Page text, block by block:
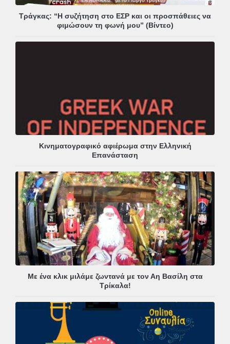
Τράγκας: “Η συζήτηση στο ΕΣΡ και οι προσπάθειες να
φιμώσουν τη φωνή μου” (Βίντεο)
Κινηματογραφικό αφιέρωμα στην Ελληνική
Επανάσταση
Με ένα κλικ μιλάμε ζωντανά με τον Αη Βασίλη στα
Τρίκαλα!